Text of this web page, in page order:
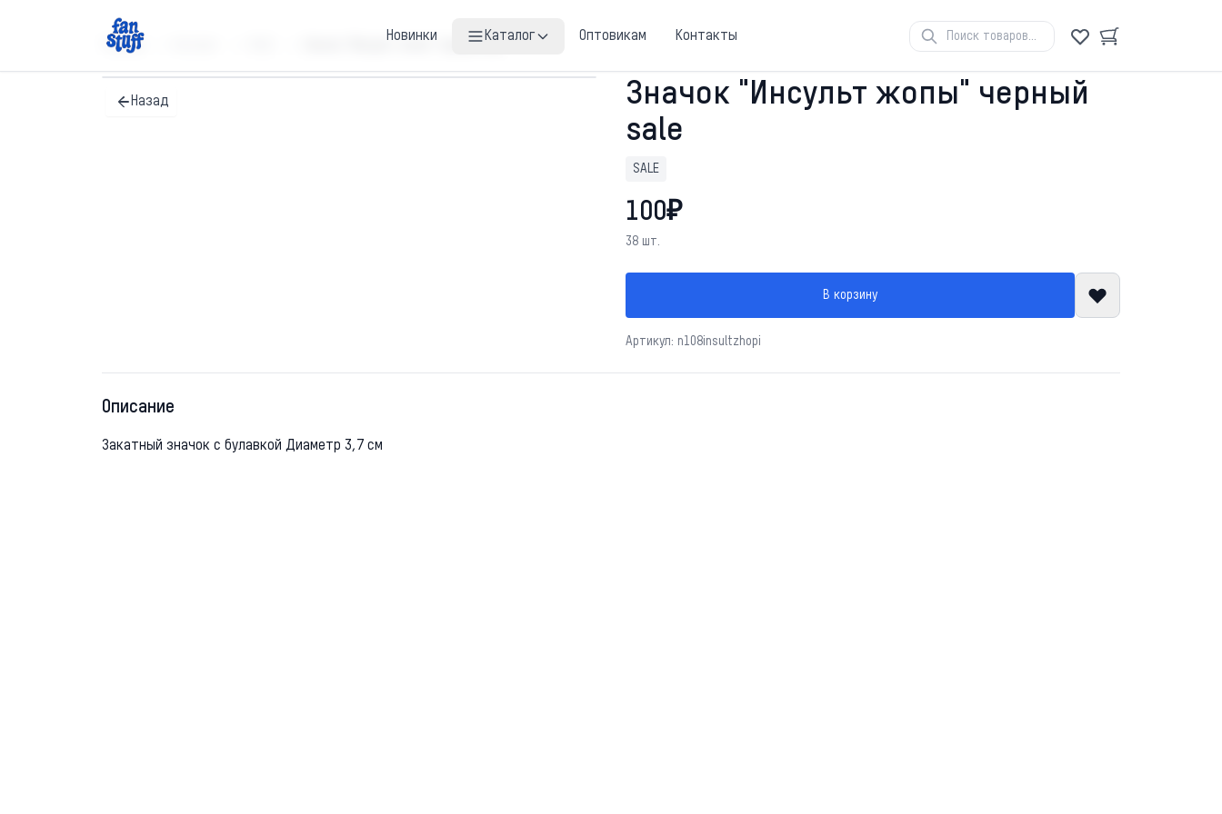
Новинки Каталог Оптовикам Контакты
Главная Значок "Инсульт жопы" черный sale
Назад
Значок "Инсульт жопы" черный
sale
SALE
100₽
38 шт.
В корзину
Артикул: n108insultzhopi
Описание
Закатный значок с булавкой Диаметр 3,7 см